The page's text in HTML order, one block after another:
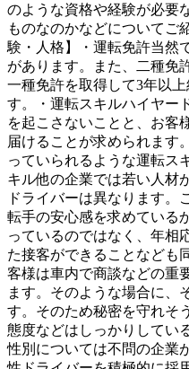
のような資格や経験が必要
ものなのかなどについてご
験・人格】・運転免許当然
があります。また、二種免
一種免許を取得して3年以
す。・運転スキルハイヤー
を起こさないことと、お客
届けることが求められます
っていられるような運転ス
キル他の企業では若い人材
ドライバーは異なります。
転手の安心感を求めている
っているのではなく、年相
た接客ができることなども
客様は車内で商談などの重
ます。そのような場合に、
す。そのため秘密を守れそ
態度などはしっかりしてい
性別については不問の企業